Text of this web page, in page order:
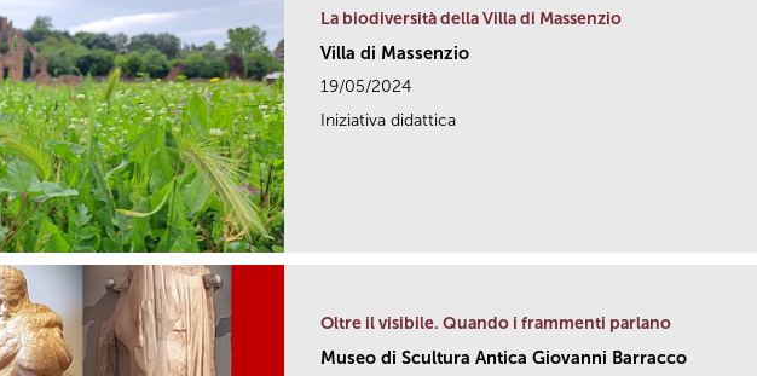
La biodiversità della Villa di Massenzio
Villa di Massenzio
19/05/2024
Iniziativa didattica
Oltre il visibile. Quando i frammenti parlano
Museo di Scultura Antica Giovanni Barracco